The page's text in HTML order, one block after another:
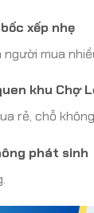
xếp nhẹ
mua
khu Chợ
rẻ, chỗ
phát sinh